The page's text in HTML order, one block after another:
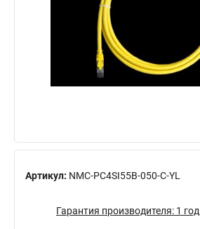
Артикул: NMC-PC4SI55B-050-C-YL
Гарантия производителя: 1 год